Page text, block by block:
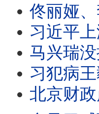
佟丽娅、李思思背后大佬
习近平上海出洋相，全
马兴瑞没挺住，咬出多名正
习犯病王毅被查？外交
北京财政崩盘：警察欠薪